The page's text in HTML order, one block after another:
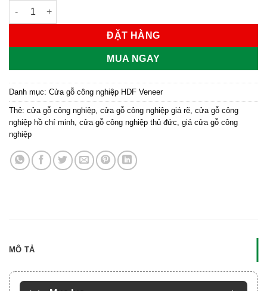
Cửa gỗ công nghiệp HDF veneer KD.2A-WALNUT số lượng
ĐẶT HÀNG
MUA NGAY
Danh mục: Cửa gỗ công nghiệp HDF Veneer
Thẻ: cửa gỗ công nghiệp cửa gỗ công nghiệp giá rẽ cửa gỗ công
nghiệp hồ chí minh cửa gỗ công nghiệp thủ đức giá cửa gỗ công
nghiệp
MÔ TẢ